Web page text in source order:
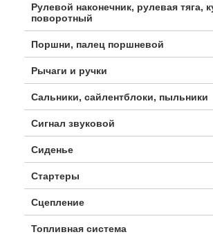
Рулевой наконечник, рулевая тяга,
поворотный
Поршни, палец поршневой
Рычаги и ручки
Сальники, сайлентблоки, пыльники
Сигнал звуковой
Сиденье
Стартеры
Сцепление
Топливная система